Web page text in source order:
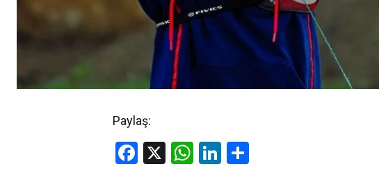
Paylaş:
Facebook
X WhatsApp
LinkedIn